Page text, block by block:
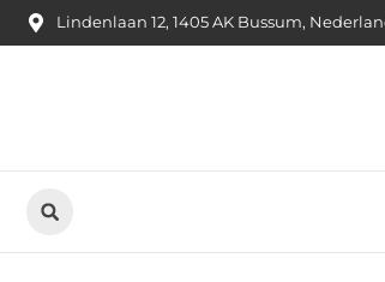
Lindenlaan 12, 1405 AK Bussum,